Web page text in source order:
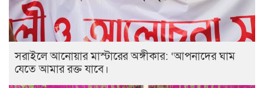
সরাইলে আনোয়ার মাস্টারের অঙ্গীকার: ‘আপনাদের ঘাম
যেতে আমার রক্ত যাবে।